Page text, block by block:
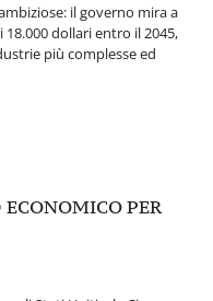
il governo mira a
dollari entro il 2045,
più complesse ed
PER